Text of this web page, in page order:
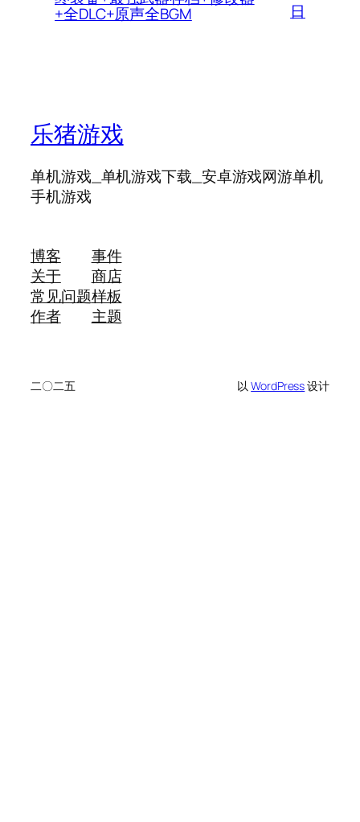
+全DLC+原声全BGM
日
乐猪游戏
单机游戏_单机游戏下载_安卓游戏网游单机
手机游戏
博客
关于
常见问题
作者
事件
商店
样板
主题
二〇二五 以WordPress设计